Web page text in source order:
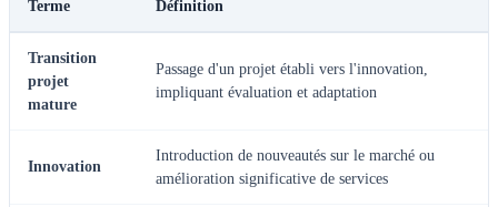
Terme Définition
Transition
projet
mature
Passage d'un projet établi vers l'innovation,
impliquant évaluation et adaptation
Innovation
Introduction de nouveautés sur le marché ou
amélioration significative de services